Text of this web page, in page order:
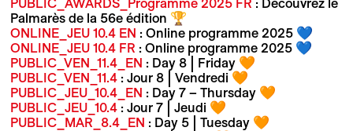
PUBLIC_AWARDS_Programme 2025 FR : Découvrez le
Palmarès de la 56e édition 🏆
ONLINE_JEU 10.4 EN : Online programme 2025 💙
ONLINE_JEU 10.4 FR : Online programme 2025 💙
PUBLIC_VEN_11.4_EN : Day 8 | Friday 🧡
PUBLIC_VEN_11.4 : Jour 8 | Vendredi 🧡
PUBLIC_JEU_10.4_EN : Day 7 – Thursday 🧡
PUBLIC_JEU_10.4: Jour 7 | Jeudi 🧡
PUBLIC_MAR_8.4_EN : Day 5 | Tuesday 🧡